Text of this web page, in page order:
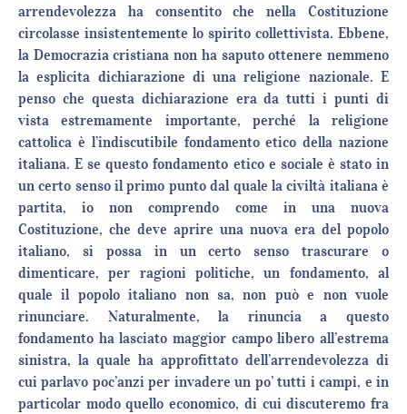
arrendevolezza ha consentito che nella Costituzione
circolasse insistentemente lo spirito collettivista. Ebbene,
la Democrazia cristiana non ha saputo ottenere nemmeno
la esplicita dichiarazione di una religione nazionale. E
penso che questa dichiarazione era da tutti i punti di
vista estremamente importante, perché la religione
cattolica è l’indiscutibile fondamento etico della nazione
italiana. E se questo fondamento etico e sociale è stato in
un certo senso il primo punto dal quale la civiltà italiana è
partita, io non comprendo come in una nuova
Costituzione, che deve aprire una nuova era del popolo
italiano, si possa in un certo senso trascurare o
dimenticare, per ragioni politiche, un fondamento, al
quale il popolo italiano non sa, non può e non vuole
rinunciare. Naturalmente, la rinuncia a questo
fondamento ha lasciato maggior campo libero all’estrema
sinistra, la quale ha approfittato dell’arrendevolezza di
cui parlavo poc’anzi per invadere un po’ tutti i campi, e in
particolar modo quello economico, di cui discuteremo fra